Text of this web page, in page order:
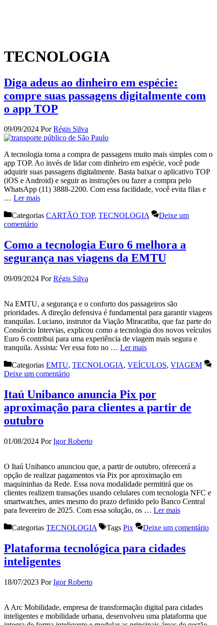
TECNOLOGIA
Diga adeus ao dinheiro em espécie:
compre suas passagens digitalmente com
o app TOP
09/09/2024 PorRégis Silva
A tecnologia torna a compra de passagens muito mais simples com o
app TOP. Ao invés de lidar com dinheiro em espécie, você pode
adquirir suas passagens digitalmente. Basta baixar o aplicativo TOP
(iOS e Android) e seguir as instruções ou fazer a compra pelo
WhatsApp (11) 3888-2200. Com essa facilidade, você evita filas e
… Ler mais
Categorias CARTÃO TOP, TECNOLOGIA
Deixe um
comentário
Como a tecnologia Euro 6 melhora a
segurança nas viagens da EMTU
09/09/2024 PorRégis Silva
Na EMTU, a segurança e o conforto dos passageiros são
prioridades. A direção defensiva é fundamental para garantir viagens
tranquilas. Luciano, instrutor da Viação Miracatiba, que faz parte do
Consórcio Intervias, explicou como a tecnologia dos novos veículos
Euro 6 contribui para uma experiência de viagem mais segura e
tranquila. Assista: Ver essa foto no … Ler mais
Categorias EMTU, TECNOLOGIA, VEÍCULOS, VIAGEM
Deixe um comentário
Itaú Unibanco anuncia Pix por
aproximação para clientes a partir de
outubro
01/08/2024 PorIgor Roberto
O Itaú Unibanco anunciou que, a partir de outubro, oferecerá a
opção de realizar pagamentos via Pix por aproximação em
maquininhas da Rede. Essa nova modalidade permitirá que os
clientes realizem transações usando celulares com tecnologia NFC e
smartwatches, antes mesmo do prazo definido pelo Banco Central
para fevereiro de 2025. Com essa solução, os … Ler mais
Categorias TECNOLOGIA Tags Pix Deixe um comentário
Plataforma tecnológica para cidades
inteligentes
18/07/2023 PorIgor Roberto
A Arc Mobilidade, empresa de transformação digital para cidades
inteligentes e mobilidade urbana, desenvolveu uma plataforma que